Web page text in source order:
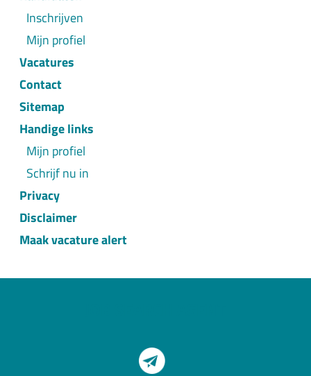
Inschrijven
Mijn profiel
Vacatures
Contact
Sitemap
Handige links
Mijn profiel
Schrijf nu in
Privacy
Disclaimer
Maak vacature alert